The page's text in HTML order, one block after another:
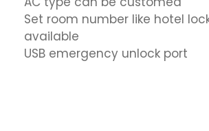
Set room number like hotel
available
USB emergency unlock port